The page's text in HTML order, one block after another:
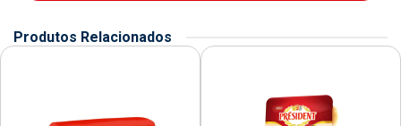
Produtos Relacionados